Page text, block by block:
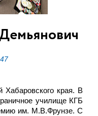
Хабаровского края. В
училище КГБ
им. М.В.Фрунзе. С